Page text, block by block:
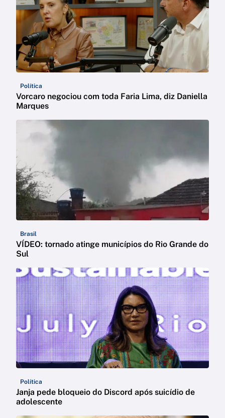
Política
Vorcaro negociou com toda Faria Lima, diz Daniella
Marques
Brasil
VÍDEO: tornado atinge municípios do Rio Grande do
Sul
Política
Janja pede bloqueio do Discord após suicídio de
adolescente